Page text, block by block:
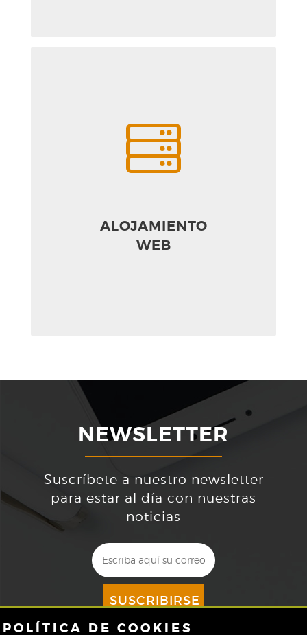
ALOJAMIENTO
WEB
NEWSLETTER
Suscríbete a nuestro newsletter
para estar al día con nuestras
noticias
SUSCRIBIRSE
POLÍTICA DE COOKIES